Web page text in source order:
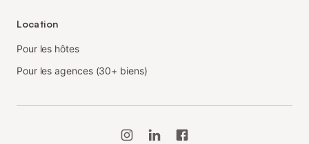
Location
Pour les hôtes
Pour les agences (30+ biens)